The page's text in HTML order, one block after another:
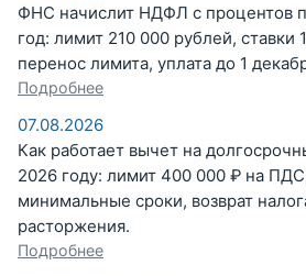
ФНС начислит НДФЛ с процентов
год: лимит 210 000 рублей, ставки
перенос лимита, уплата до 1
Подробнее
07.08.2026
Как работает вычет на
2026 году: лимит 400 000 ₽ на
минимальные сроки, возврат
расторжения.
Подробнее